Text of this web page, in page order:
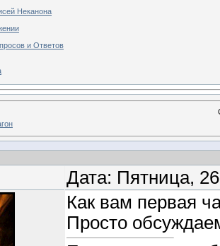
Неканона
и Ответов
Дата: Пятница,
Как вам первая
Просто